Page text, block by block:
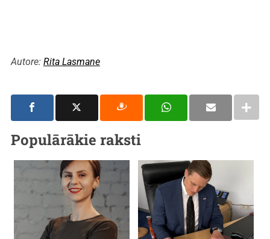
Autore: Rita Lasmane
Populārākie raksti